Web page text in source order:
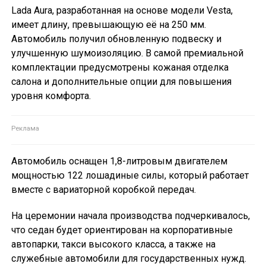
Lada Aura, разработанная на основе модели Vesta,
имеет длину, превышающую её на 250 мм.
Автомобиль получил обновленную подвеску и
улучшенную шумоизоляцию. В самой премиальной
комплектации предусмотрены кожаная отделка
салона и дополнительные опции для повышения
уровня комфорта.
Автомобиль оснащен 1,8-литровым двигателем
мощностью 122 лошадиные силы, который работает
вместе с вариаторной коробкой передач.
На церемонии начала производства подчеркивалось,
что седан будет ориентирован на корпоративные
автопарки, такси высокого класса, а также на
служебные автомобили для государственных нужд.